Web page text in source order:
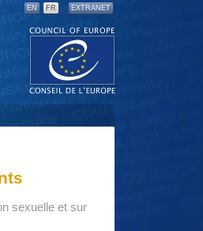
EN FR EXTRANET
sexuelle et sur